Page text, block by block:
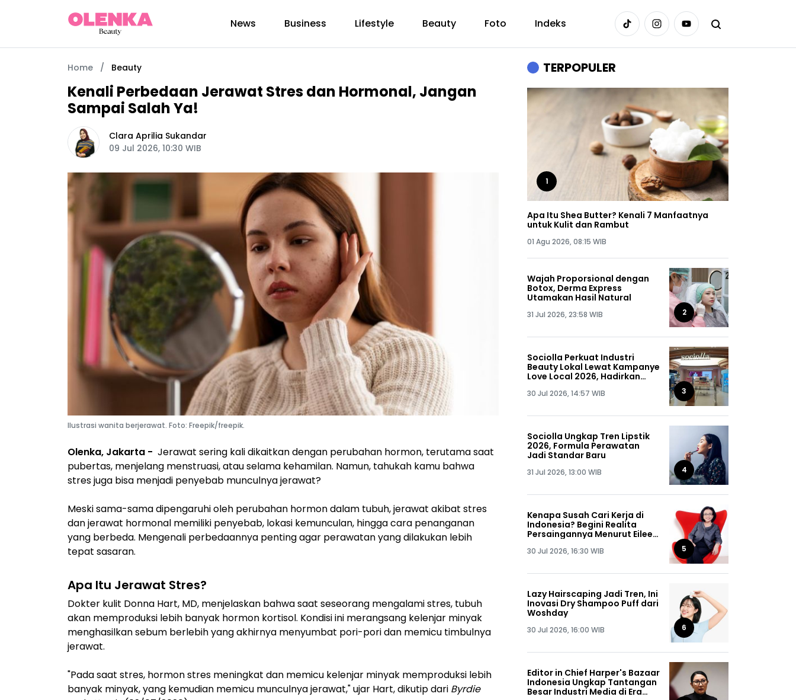
News Business Lifestyle Beauty Foto Indeks
Home / Beauty
Kenali Perbedaan Jerawat Stres dan Hormonal, Jangan
Sampai Salah Ya!
Clara Aprilia Sukandar
09 Jul 2026, 10:30 WIB
Ilustrasi wanita berjerawat. Foto: Freepik/freepik.
Olenka, Jakarta - Jerawat sering kali dikaitkan dengan perubahan hormon, terutama saat
pubertas, menjelang menstruasi, atau selama kehamilan. Namun, tahukah kamu bahwa
stres juga bisa menjadi penyebab munculnya jerawat?
Meski sama-sama dipengaruhi oleh perubahan hormon dalam tubuh, jerawat akibat stres
dan jerawat hormonal memiliki penyebab, lokasi kemunculan, hingga cara penanganan
yang berbeda. Mengenali perbedaannya penting agar perawatan yang dilakukan lebih
tepat sasaran.
Apa Itu Jerawat Stres?
Dokter kulit Donna Hart, MD, menjelaskan bahwa saat seseorang mengalami stres, tubuh
akan memproduksi lebih banyak hormon kortisol. Kondisi ini merangsang kelenjar minyak
menghasilkan sebum berlebih yang akhirnya menyumbat pori-pori dan memicu timbulnya
jerawat.
"Pada saat stres, hormon stres meningkat dan memicu kelenjar minyak memproduksi lebih
banyak minyak, yang kemudian memicu munculnya jerawat," ujar Hart, dikutip dari Byrdie
TERPOPULER
1
Apa Itu Shea Butter? Kenali 7 Manfaatnya
untuk Kulit dan Rambut
01 Agu 2026, 08:15 WIB
Wajah Proporsional dengan
Botox, Derma Express
Utamakan Hasil Natural
31 Jul 2026, 23:58 WIB 2
Sociolla Perkuat Industri
Beauty Lokal Lewat Kampanye
Love Local 2026, Hadirkan
30 Jul 2026, 14:57 WIB 3
Sociolla Ungkap Tren Lipstik
2026, Formula Perawatan
Jadi Standar Baru
31 Jul 2026, 13:00 WIB 4
Kenapa Susah Cari Kerja di
Indonesia? Begini Realita
Persaingannya Menurut Eileen
30 Jul 2026, 16:30 WIB 5
Lazy Hairscaping Jadi Tren, Ini
Inovasi Dry Shampoo Puff dari
Woshday
30 Jul 2026, 16:00 WIB 6
Editor in Chief Harper's Bazaar
Indonesia Ungkap Tantangan
Besar Industri Media di Era